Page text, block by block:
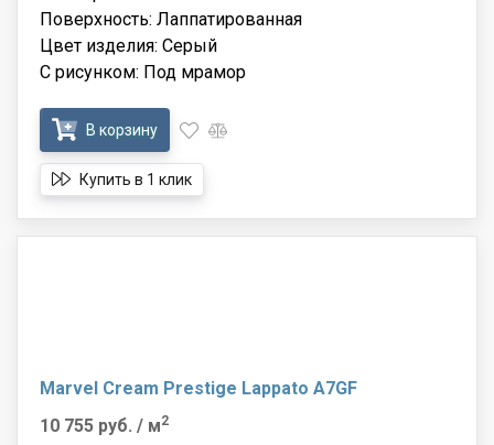
Поверхность: Лаппатированная
Цвет изделия: Серый
С рисунком: Под мрамор
В корзину
Купить в 1 клик
Marvel Cream Prestige Lappato A7GF
10 755 руб. / м2